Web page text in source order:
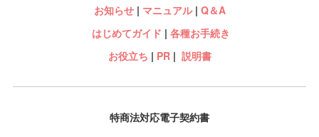
お知らせ| マニュアル| Q＆A
はじめてガイド | 各種お手続き
お役立ち | PR| 説明書
特商法対応電子契約書